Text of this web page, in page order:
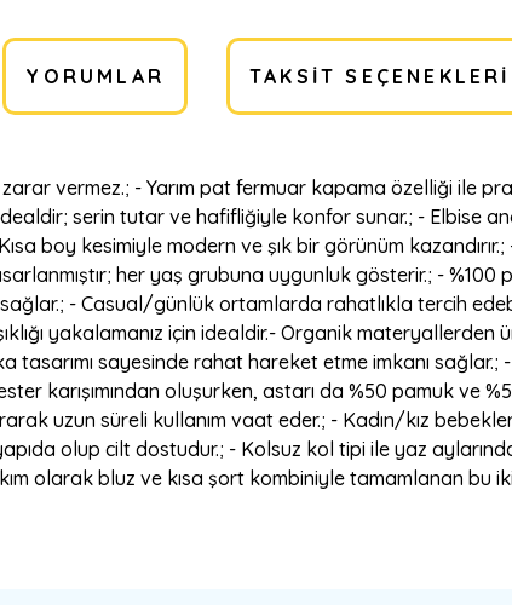
YORUMLAR TAKSIT SEÇENEKLERI
vermez.; - Yarım pat fermuar kapama özelliği ile
serin tutar ve hafifliğiyle konfor sunar.; - Elbise
boy kesimiyle modern ve şık bir görünüm
her yaş grubuna uygunluk gösterir.; -
- Casual/günlük ortamlarda rahatlıkla tercih
yakalamanız için idealdir.- Organik materyallerden
tasarımı sayesinde rahat hareket etme imkanı
karışımından oluşurken, astarı da %50 pamuk ve
uzun süreli kullanım vaat eder.; - Kadın/kız
olup cilt dostudur.; - Kolsuz kol tipi ile yaz
olarak bluz ve kısa şort kombiniyle tamamlanan bu